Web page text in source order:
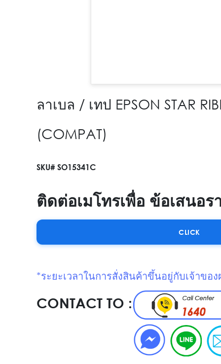
ลาเบล / เทป EPSON STAR
(COMPAT)
SKU# SO15341C
ติดต่อเมโทรเพื่อ ข้อเสนอร
CLICK
*ระยะเวลาในการสั่งสินค้าขึ้นอยู่กับเจ้าข
CONTACT TO :